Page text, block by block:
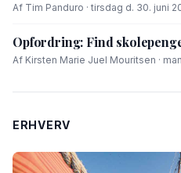
Af Tim Panduro · tirsdag d. 30. juni
Opfordring: Find
Af Kirsten Marie Juel Mouritsen ·
ERHVERV